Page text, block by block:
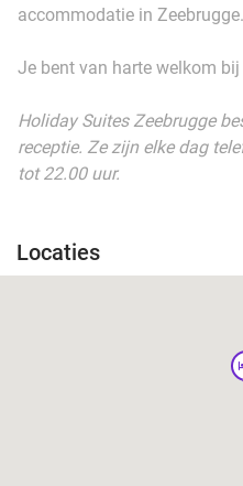
accommodatie in Zeebrugge.
Je bent van harte welkom
Holiday Suites Zeebrugge
receptie. Ze zijn elke dag
tot 22.00 uur.
Locaties